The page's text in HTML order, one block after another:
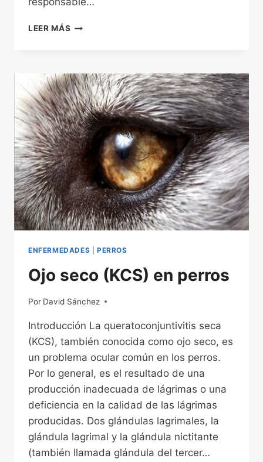
LEER MÁS QUÉ
DE
CEREZA
(PROLAPSO
DE
LA
GLÁNDULA
NICTITANTE)
ENFERMEDADES PERROS
Ojo seco (KCS) en perros
Por David Sánchez
01/12/2022
Introducción La queratoconjuntivitis seca
(KCS), también conocida como ojo seco, es
un problema ocular común en los perros.
Por lo general, es el resultado de una
producción inadecuada de lágrimas o una
deficiencia en la calidad de las lágrimas
producidas. Dos glándulas lagrimales, la
glándula lagrimal y la glándula nictitante
(también llamada glándula del tercer…